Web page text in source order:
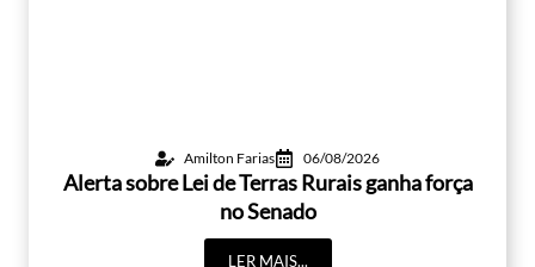
Amilton Farias 06/08/2026
Alerta sobre Lei de Terras Rurais ganha força
no Senado
LER MAIS...